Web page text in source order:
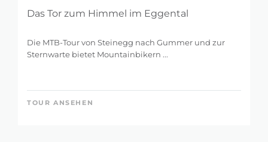
Das Tor zum Himmel im Eggental
Die MTB-Tour von Steinegg nach Gummer und zur
Sternwarte bietet Mountainbikern ...
TOUR ANSEHEN